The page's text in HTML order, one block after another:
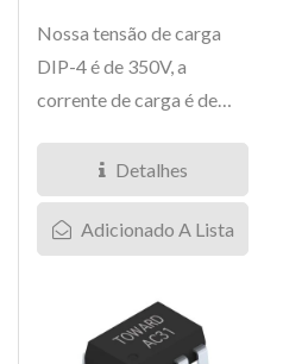
Nossa tensão de carga
DIP-4 é de 350V, a
corrente de carga é de
Estado... Detalhes
Adicionado A Lista